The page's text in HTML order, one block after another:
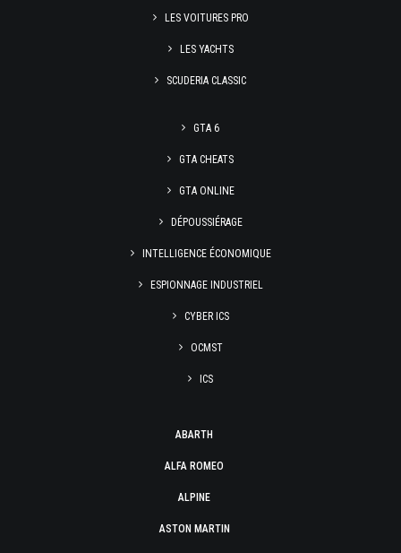
LES VOITURES PRO
LES YACHTS
SCUDERIA CLASSIC
GTA 6
GTA CHEATS
GTA ONLINE
DÉPOUSSIÉRAGE
INTELLIGENCE ÉCONOMIQUE
ESPIONNAGE INDUSTRIEL
CYBER ICS
OCMST
ICS
ABARTH
ALFA ROMEO
ALPINE
ASTON MARTIN